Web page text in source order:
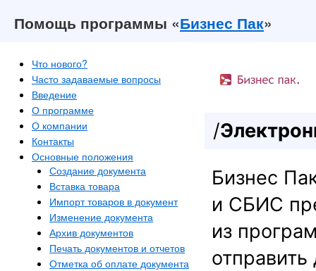
Помощь программы «Бизнес Пак»
Что нового?
Часто задаваемые вопросы
Введение
О программе
О компании
Контакты
Основные положения
Создание документа
Вставка товара
Импорт товаров в документ
Изменение документа
Архив документов
Печать документов и отчетов
Отметка об оплате документа
/
Бизнес
и СБИС
из